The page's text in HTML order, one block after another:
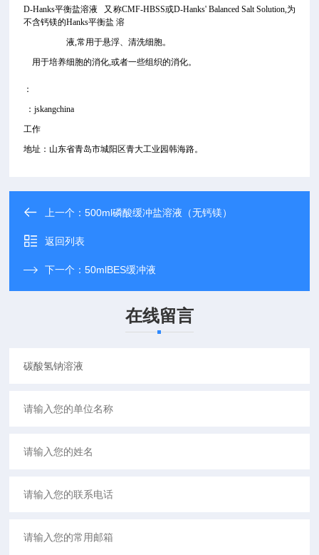
D-Hanks平衡盐溶液 又称CMF-HBSS或D-Hanks' Balanced Salt Solution,为
不含钙镁的Hanks平衡盐 溶
液,常用于悬浮、清洗细胞。
用于培养细胞的消化,或者一些组织的消化。
：
：jskangchina
工作
地址：山东省青岛市城阳区青大工业园韩海路。
上一个：500ml磷酸缓冲盐溶液（无钙镁）
返回列表
下一个：50mlBES缓冲液
在线留言